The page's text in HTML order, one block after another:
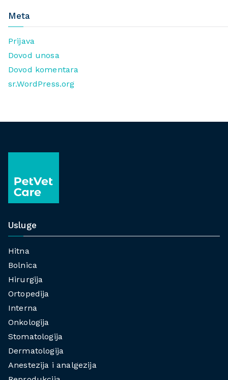
Meta
Prijava
Dovod unosa
Dovod komentara
sr.WordPress.org
Usluge
Hitna
Bolnica
Hirurgija
Ortopedija
Interna
Onkologija
Stomatologija
Dermatologija
Anestezija i analgezija